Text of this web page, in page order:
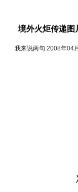
境外火炬传递
我来说两句 2008年04